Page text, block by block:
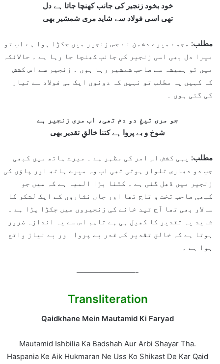
خود بخود زنجیر کی جانب کھنچا جاتا ہے دل
تھی اسی فولاد سے شاید مری شمشیر بھی
مطلب: مجھے میرے دشمن نے جس زنجیر میں جکڑا ہوا ہے اب تو
میرا دل بھی اسی زنجیر کی جانب کھنچا جا رہا ہے ۔ حالانکہ
میں تو ہمیشہ سے صاحب شمشیر رہا ہوں ۔ زنجیر سے اس کشش
کا کہیں یہ مطلب تو نہیں کہ دونوں ایک ہی فولاد سے تیار
کی گئی ہوں ۔
جو مری تیغِ دو دم تھی، اب مری زنجیر ہے
شوخ و بے پروا ہے کتنا خالقِ تقدیر بھی
مطلب: یہی کشش اس امر کی مظہر ہے ۔ میرے ہاتھ میں کبھی
جب دو دھاری تلوار ہوتی تھی اب وہ میرے ہاتھ اور پاؤں کی
زنجیر میں ڈھل گئی ہے ۔ کتنا بڑا المیہ ہے کہ میں جو
کبھی صاحب تخت و تاج تھا اور جاں نثاروں کے ایک لشکر کا
سالار بھی تھا آج قید خانے کی زنجیروں میں جکڑا پڑا ہے ۔
شاید یہ تقدیر کا کھیل ہی ہے تاہم اس سے یہ اندازہ ضرور
ہوتا ہے کہ خالق تقدیر کس قدر بے پروا اور بے نیاز واقع
ہوا ہے ۔
————————-
Transliteration
Qaidkhane Mein Mautamid Ki Faryad
Mautamid Ishbilia Ka Badshah Aur Arbi Shayar Tha.
Haspania Ke Aik Hukmaran Ne Uss Ko Shikast De Kar Qaid